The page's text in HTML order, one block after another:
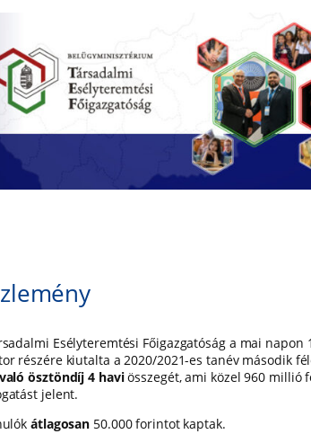
Esélyteremtési Főigazgatóság a mai napon
részére kiutalta a 2020/2021-es tanév második
ösztöndíj 4 haviösszegét, ami közel 960 millió
jelent.
átlagosan 50.000 forintot kaptak.